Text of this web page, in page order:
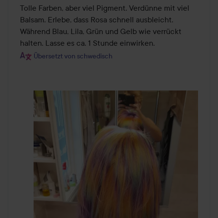
von
5
Tolle Farben, aber viel Pigment. Verdünne mit viel
Balsam. Erlebe, dass Rosa schnell ausbleicht.
Während Blau, Lila, Grün und Gelb wie verrückt
halten. Lasse es ca. 1 Stunde einwirken.
Übersetzt von schwedisch